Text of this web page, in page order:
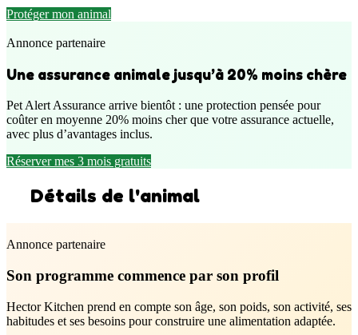
Protéger mon animal
Annonce partenaire
Une assurance animale jusqu’à 20% moins chère
Pet Alert Assurance arrive bientôt : une protection pensée pour
coûter en moyenne 20% moins cher que votre assurance actuelle,
avec plus d’avantages inclus.
Réserver mes 3 mois gratuits
Détails de l'animal
Annonce partenaire
Son programme commence par son profil
Hector Kitchen prend en compte son âge, son poids, son activité, ses
habitudes et ses besoins pour construire une alimentation adaptée.